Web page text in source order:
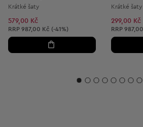
Krátké šaty
579,00 Kč
Doporučená cena:
RRP 987,00 Kč (-41%)
Krátké šaty
299,00 Kč
RRP